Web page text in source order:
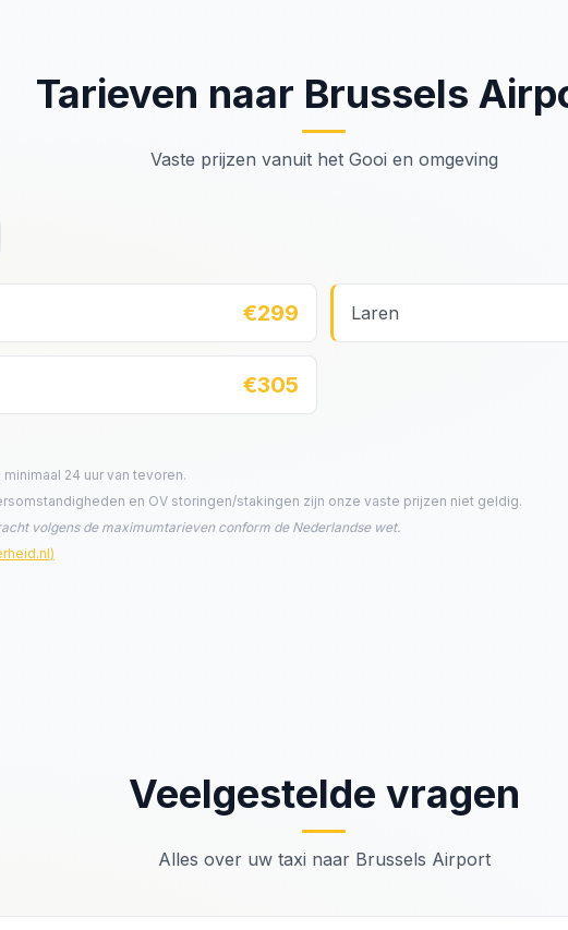
Tarieven naar Brussels
Vaste prijzen vanuit het Gooi en omgeving
€299 Laren
€305
24 uur van tevoren.
en OV storingen/stakingen zijn onze vaste prijzen niet geldig.
volgens de maximumtarieven conform de Nederlandse wet.
Veelgestelde vragen
Alles over uw taxi naar Brussels Airport